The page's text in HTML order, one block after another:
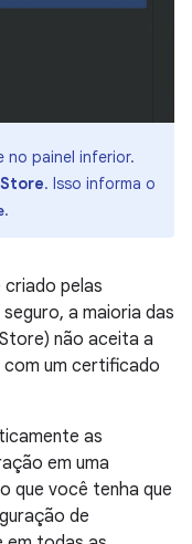
no painel inferior.
Store. Isso informa o
.
pelas
a maioria das
não aceita a
com um certificado
as
em uma
que você tenha que
de